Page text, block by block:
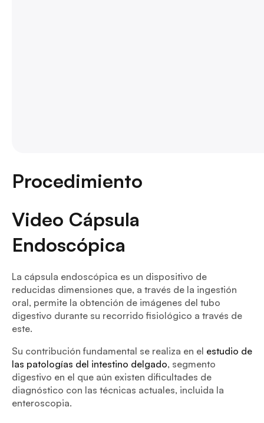
Procedimiento
Video Cápsula
Endoscópica
La cápsula endoscópica es un dispositivo de
reducidas dimensiones que, a través de la ingestión
oral, permite la obtención de imágenes del tubo
digestivo durante su recorrido fisiológico a través de
este.
Su contribución fundamental se realiza en el estudio de
las patologías del intestino delgado, segmento
digestivo en el que aún existen dificultades de
diagnóstico con las técnicas actuales, incluida la
enteroscopia.